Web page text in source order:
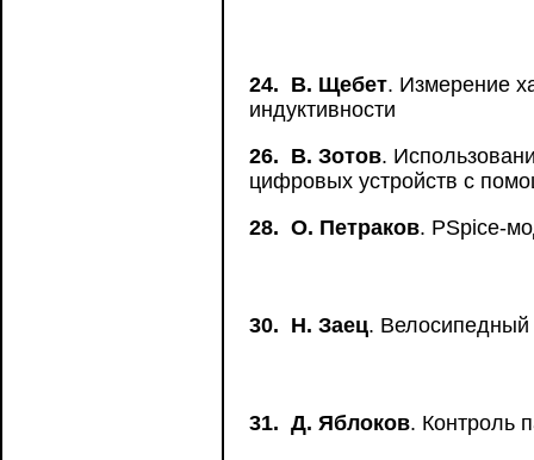
24. В. Щебет. Измерение
индуктивности
26. В. Зотов.
цифровых устройств с
28. О. Петраков. PSpice-
30. Н. Заец. Велосипедный
31. Д. Яблоков. Контроль